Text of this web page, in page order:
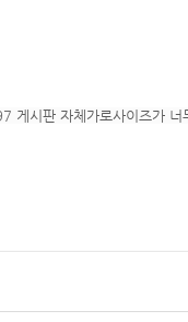
게시판 자체가로사이즈가